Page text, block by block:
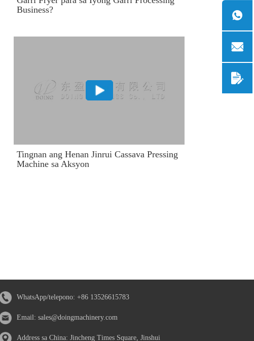
Business?
Tingnan ang Henan Jinrui Cassava Pressing
Machine sa Aksyon
WhatsApp/telepono: +86 13526615783
Email: sales@doingmachinery.com
Address sa China: Jincheng Times Square, Jinshui